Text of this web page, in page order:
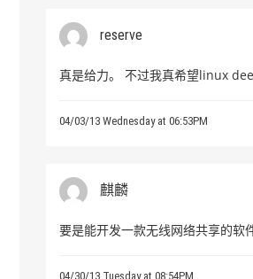
reserve
真是给力。 不过我真希望linux
04/03/13 Wednesday at 06:53PM
麒麟
要是能开发一款无线网络共享的软
04/30/13 Tuesday at 08:54PM